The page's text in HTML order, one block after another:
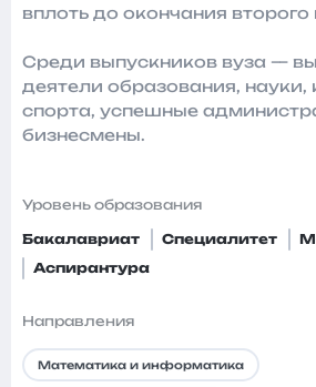
вплоть до окончания второго
Среди выпускников вуза —
деятели образования, науки,
спорта, успешные
бизнесмены.
Уровень образования
Бакалавриат Специалитет
Аспирантура
Направления
Математика и информатика